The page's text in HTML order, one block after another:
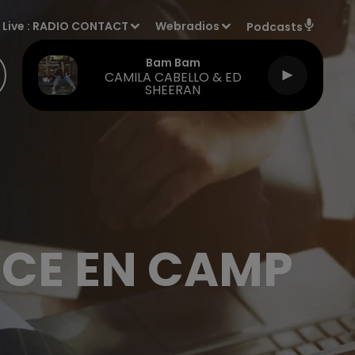
Live : RADIO CONTACT Webradios Podcasts
Bam Bam
CAMILA CABELLO & ED
SHEERAN
EN CAMP